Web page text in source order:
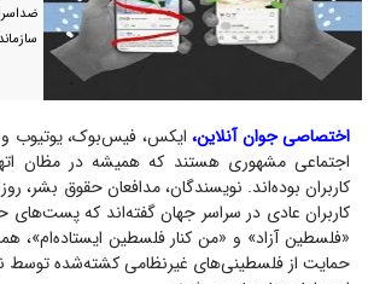
اختصاصی جوان آنلاین،ایکس، فیس‌بوک، یوتیوب و
اجتماعی مشهوری هستند که همیشه در مظان
کاربران بوده‌اند. نویسندگان، مدافعان حقوق بشر،
کاربران عادی در سراسر جهان گفته‌اند که
«فلسطین آزاد» و «من کنار فلسطین ایستاده‌ام»،
حمایت از فلسطینی‌های غیرنظامی کشته‌شده توسط